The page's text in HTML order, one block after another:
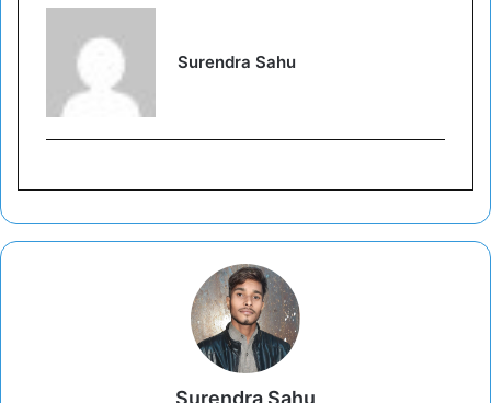
Surendra Sahu
Surendra Sahu